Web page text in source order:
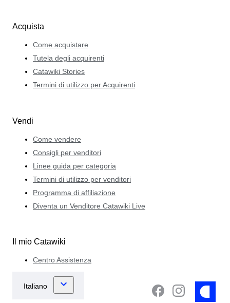
Acquista
Come acquistare
Tutela degli acquirenti
Catawiki Stories
Termini di utilizzo per Acquirenti
Vendi
Come vendere
Consigli per venditori
Linee guida per categoria
Termini di utilizzo per venditori
Programma di affiliazione
Diventa un Venditore Catawiki Live
Il mio Catawiki
Centro Assistenza